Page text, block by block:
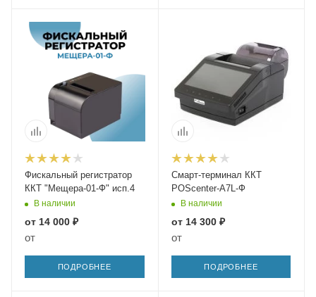
Фискальный регистратор
ККТ "Мещера-01-Ф" исп.4
В наличии
от 14 000 ₽
от
ПОДРОБНЕЕ
Смарт-терминал ККТ
POScenter-A7L-Ф
В наличии
от 14 300 ₽
от
ПОДРОБНЕЕ